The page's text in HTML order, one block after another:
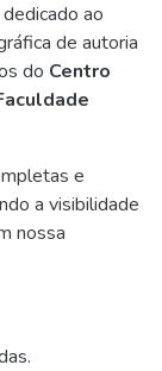
ao
de autoria
do Centro
e
a visibilidade
nossa